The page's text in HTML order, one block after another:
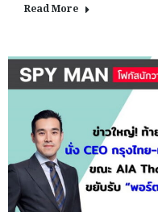
Read More